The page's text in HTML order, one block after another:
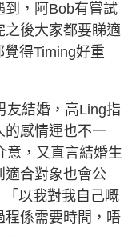
到，阿Bob有嘗試
後大家都要睇適
得Timing好重
友結婚，高Ling指
的感情運也不一
意，又直言結婚生
適合對象也會公
以我對我自己嘅
程係需要時間，唔